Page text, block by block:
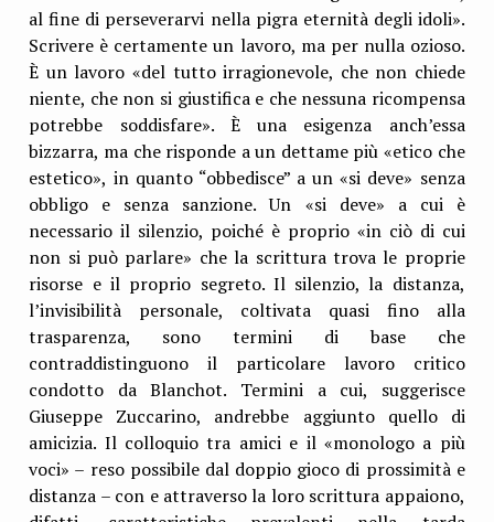
al fine di perseverarvi nella pigra eternità degli idoli».
Scrivere è certamente un lavoro, ma per nulla ozioso.
È un lavoro «del tutto irragionevole, che non chiede
niente, che non si giustifica e che nessuna ricompensa
potrebbe soddisfare». È una esigenza anch’essa
bizzarra, ma che risponde a un dettame più «etico che
estetico», in quanto “obbedisce” a un «si deve» senza
obbligo e senza sanzione. Un «si deve» a cui è
necessario il silenzio, poiché è proprio «in ciò di cui
non si può parlare» che la scrittura trova le proprie
risorse e il proprio segreto. Il silenzio, la distanza,
l’invisibilità personale, coltivata quasi fino alla
trasparenza, sono termini di base che
contraddistinguono il particolare lavoro critico
condotto da Blanchot. Termini a cui, suggerisce
Giuseppe Zuccarino, andrebbe aggiunto quello di
amicizia. Il colloquio tra amici e il «monologo a più
voci» – reso possibile dal doppio gioco di prossimità e
distanza – con e attraverso la loro scrittura appaiono,